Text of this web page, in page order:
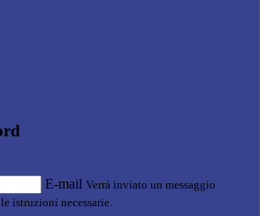
E-mail Verrà inviato un messaggio
istruzioni necessarie.